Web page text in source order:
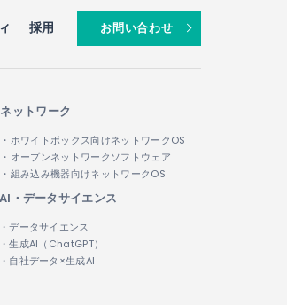
採用 お問い合わせ
ネットワーク
・ホワイトボックス向けネットワークOS
・オープンネットワークソフトウェア
・組み込み機器向けネットワークOS
AI・データサイエンス
・データサイエンス
・生成AI（ChatGPT）
・自社データ×生成AI